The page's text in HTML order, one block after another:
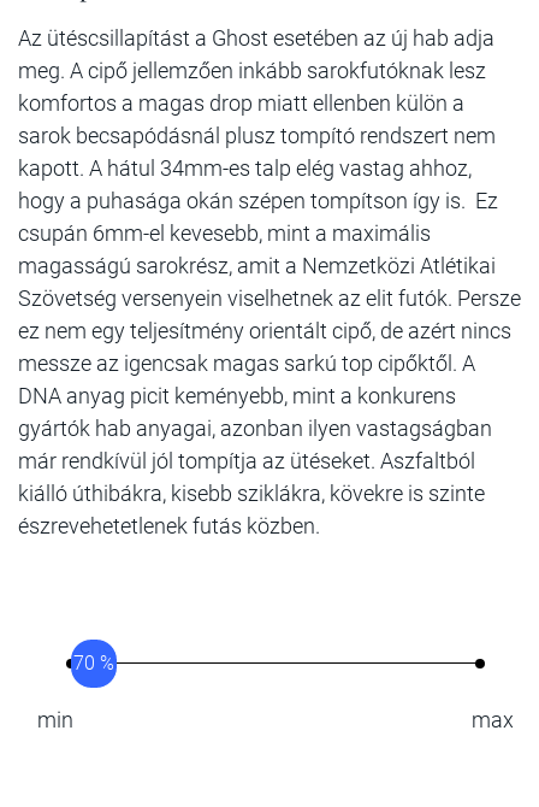
Az ütéscsillapítást a Ghost esetében az új hab adja
meg. A cipő jellemzően inkább sarokfutóknak lesz
komfortos a magas drop miatt ellenben külön a
sarok becsapódásnál plusz tompító rendszert nem
kapott. A hátul 34mm-es talp elég vastag ahhoz,
hogy a puhasága okán szépen tompítson így is. Ez
csupán 6mm-el kevesebb, mint a maximális
magasságú sarokrész, amit a Nemzetközi Atlétikai
Szövetség versenyein viselhetnek az elit futók. Persze
ez nem egy teljesítmény orientált cipő, de azért nincs
messze az igencsak magas sarkú top cipőktől. A
DNA anyag picit keményebb, mint a konkurens
gyártók hab anyagai, azonban ilyen vastagságban
már rendkívül jól tompítja az ütéseket. Aszfaltból
kiálló úthibákra, kisebb sziklákra, kövekre is szinte
észrevehetetlenek futás közben.
70 %
min max